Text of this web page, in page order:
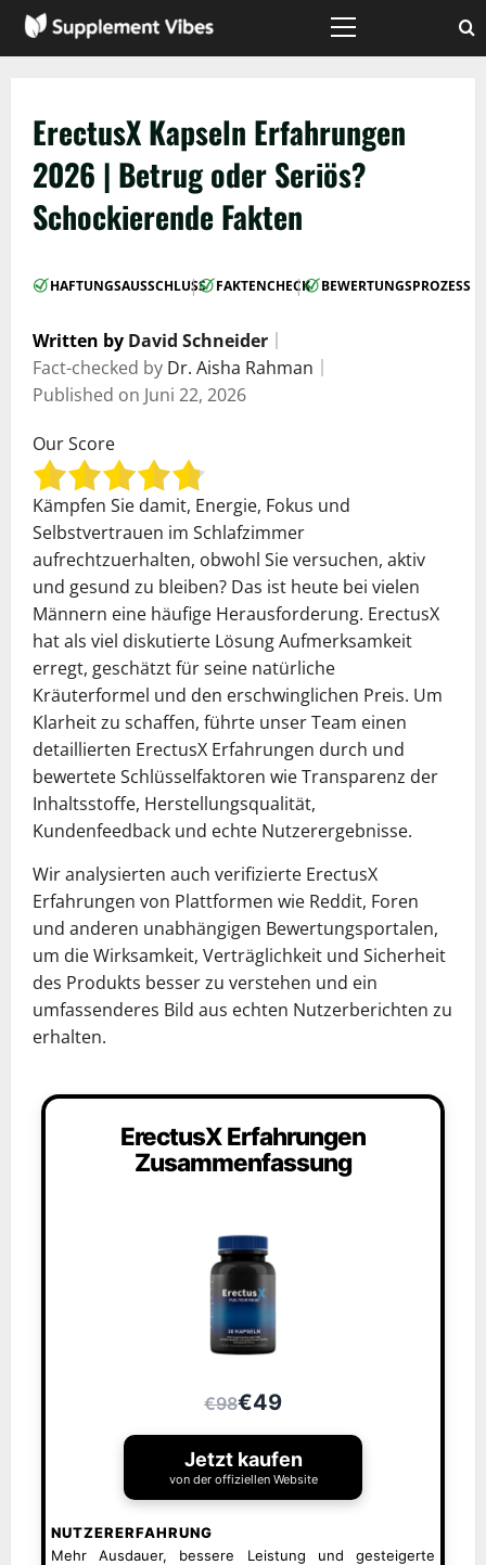
Zum
Inhalt
Hauptmenü
ErectusX Kapseln Erfahrungen
2026 | Betrug oder Seriös?
Schockierende Fakten
HAFTUNGSAUSSCHLUSS
| FAKTENCHECK
| BEWERTUNGSPROZESS
Written by David Schneider
Fact-checked by Dr. Aisha Rahman
Published on Juni 22, 2026
Our Score
Kämpfen Sie damit, Energie, Fokus und
Selbstvertrauen im Schlafzimmer
aufrechtzuerhalten, obwohl Sie versuchen, aktiv
und gesund zu bleiben? Das ist heute bei vielen
Männern eine häufige Herausforderung. ErectusX
hat als viel diskutierte Lösung Aufmerksamkeit
erregt, geschätzt für seine natürliche
Kräuterformel und den erschwinglichen Preis. Um
Klarheit zu schaffen, führte unser Team einen
detaillierten ErectusX Erfahrungen durch und
bewertete Schlüsselfaktoren wie Transparenz der
Inhaltsstoffe, Herstellungsqualität,
Kundenfeedback und echte Nutzerergebnisse.
Wir analysierten auch verifizierte ErectusX
Erfahrungen von Plattformen wie Reddit, Foren
und anderen unabhängigen Bewertungsportalen,
um die Wirksamkeit, Verträglichkeit und Sicherheit
des Produkts besser zu verstehen und ein
umfassenderes Bild aus echten Nutzerberichten zu
erhalten.
ErectusX Erfahrungen
Zusammenfassung
€98€49
Jetzt kaufen
von der offiziellen Website
NUTZERERFAHRUNG
Mehr Ausdauer, bessere Leistung und gesteigerte